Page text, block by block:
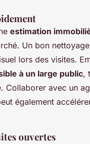
estimation
Un bon
lors des visites.
à un large public,
Collaborer avec un
également
ouvertes